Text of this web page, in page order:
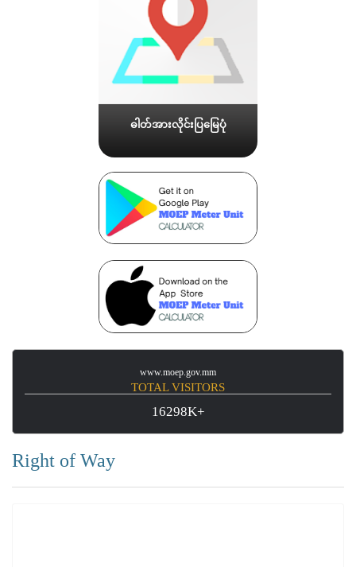
ဓါတ်အားလိုင်းပြမြေပုံ
www.moep.gov.mm
TOTAL VISITORS
16298K+
Right of Way